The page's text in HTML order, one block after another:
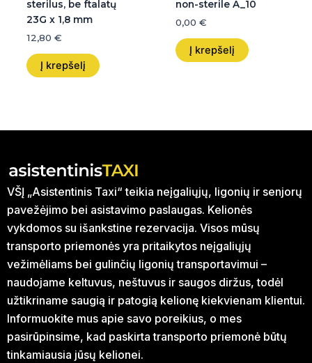
sterilus, be ftalatų
23G x 1,8 mm
12,80 €
Į krepšelį
non-sterile A_10
0,00 €
Į krepšelį
VŠĮ „Asistentinis Taxi“ teikia neįgaliųjų, ligonių ir senjorų
pavežėjimo bei asistavimo paslaugas. Kelionės
vykdomos su išankstine rezervacija. Visos mūsų
transporto priemonės yra pritaikytos neįgaliųjų
vežimėliams bei gulinčių ligonių transportavimui –
naudojame keltuvus, neštuvus ir saugos diržus, todėl
užtikriname saugią ir patogią kelionę kiekvienam klientui.
Informuokite mus apie savo poreikius, o mes
pasirūpinsime, kad paskirta transporto priemonė būtų
tinkamiausia jūsų kelionei.